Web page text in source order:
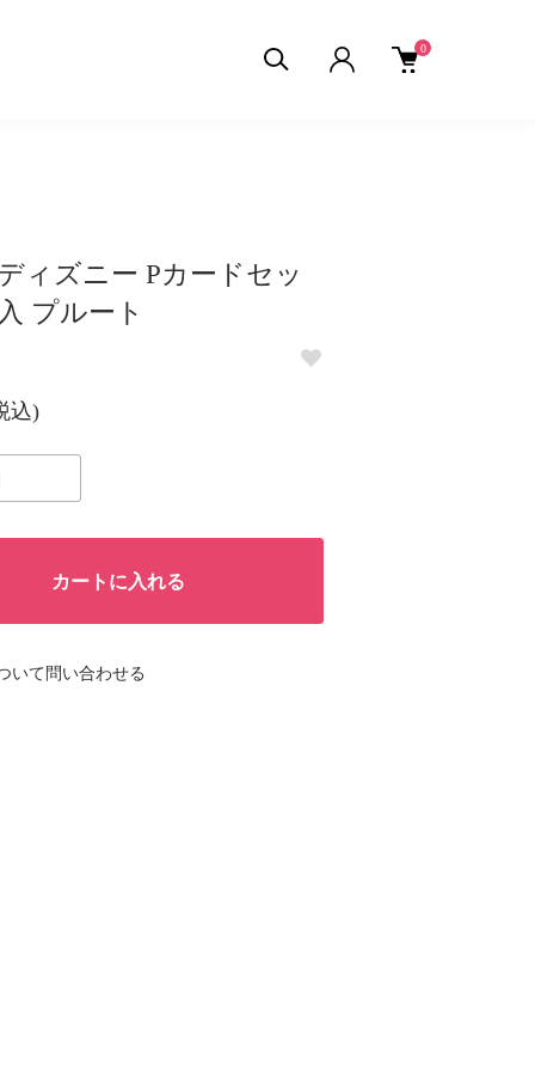
0
ィズニー Pカードセッ
プルート
込)
カートに入れる
いて問い合わせる